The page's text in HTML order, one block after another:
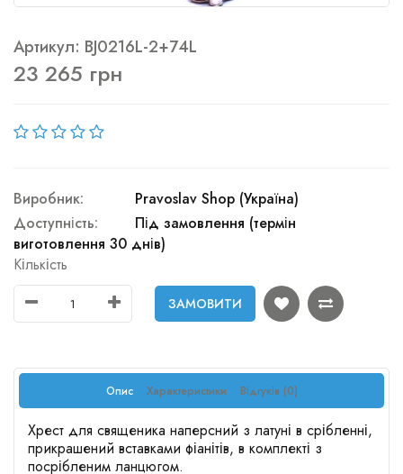
Артикул: BJ0216L-2+74L
23 265 грн
Виробник:
Pravoslav Shop (Україна)
Доступність:
Під замовлення (термін
виготовлення 30 днів)
Кількість
ЗАМОВИТИ
Опис Характеристики Відгуків (0)
Хрест для священика наперсний з латуні в срібленні,
прикрашений вставками фіанітів, в комплекті з
посрібленим ланцюгом.